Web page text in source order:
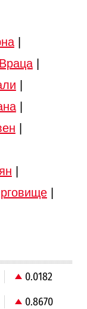
|
Враца|
|
|
0.0182
0.8670